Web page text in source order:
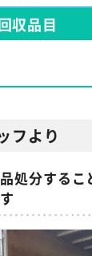
収品目
フより
処分するこ